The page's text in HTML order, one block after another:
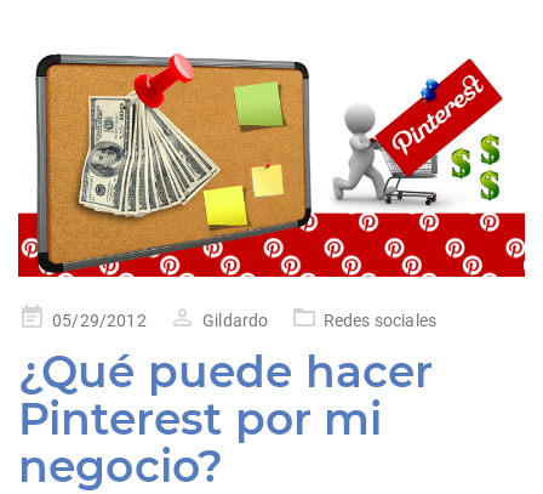
Posted05/29/2012 Gildardo Redes sociales
¿Qué puede hacer
Pinterest por mi
negocio?